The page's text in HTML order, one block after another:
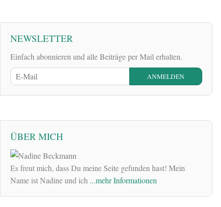
NEWSLETTER
Einfach abonnieren und alle Beiträge per Mail erhalten.
ÜBER MICH
Es freut mich, dass Du meine Seite gefunden hast! Mein
Name ist Nadine und ich ...mehr Informationen